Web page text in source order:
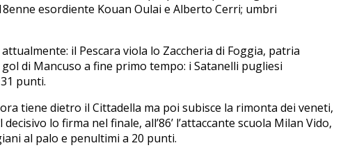
esordiente Kouan Oulai e Alberto Cerri; umbri
il Pescara viola lo Zaccheria di Foggia, patria
di Mancuso a fine primo tempo: i Satanelli pugliesi
punti.
tiene dietro il Cittadella ma poi subisce la rimonta dei veneti,
lo firma nel finale, all’86’ l’attaccante scuola Milan Vido,
al palo e penultimi a 20 punti.